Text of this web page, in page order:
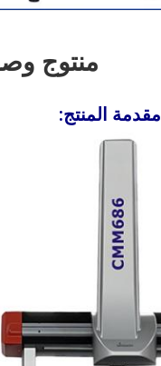
منتوج
مقدمة المنتج: